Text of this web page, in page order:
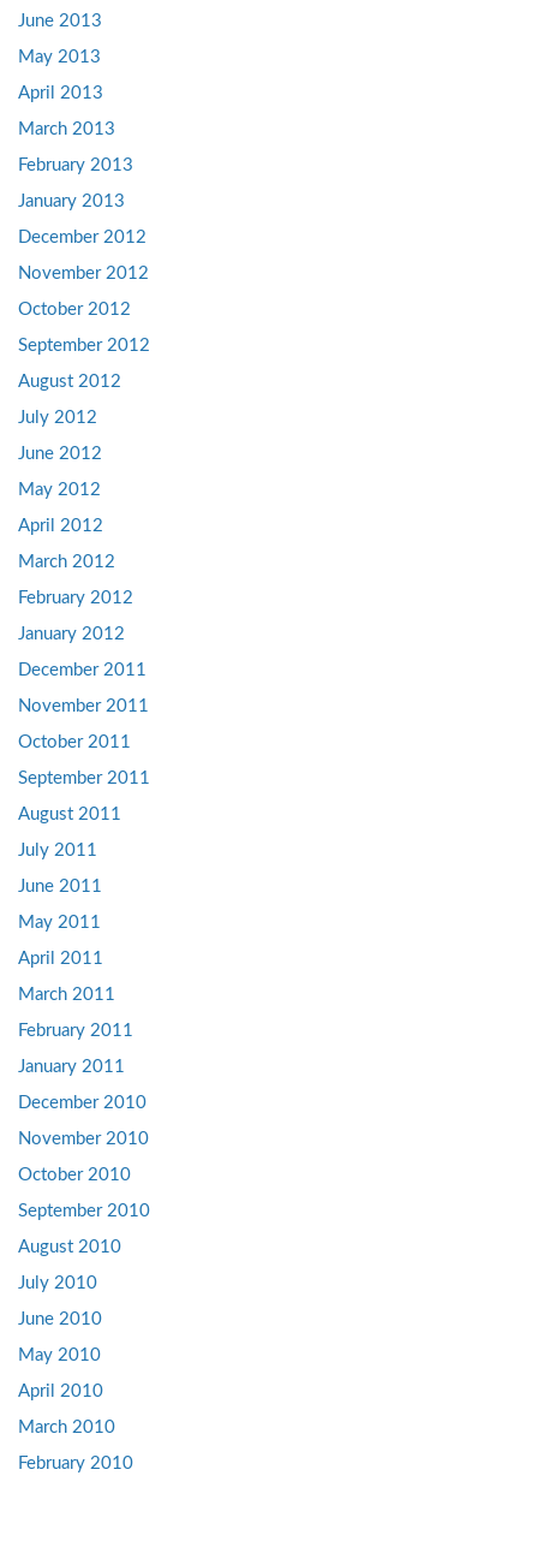
June 2013
May 2013
April 2013
March 2013
February 2013
January 2013
December 2012
November 2012
October 2012
September 2012
August 2012
July 2012
June 2012
May 2012
April 2012
March 2012
February 2012
January 2012
December 2011
November 2011
October 2011
September 2011
August 2011
July 2011
June 2011
May 2011
April 2011
March 2011
February 2011
January 2011
December 2010
November 2010
October 2010
September 2010
August 2010
July 2010
June 2010
May 2010
April 2010
March 2010
February 2010